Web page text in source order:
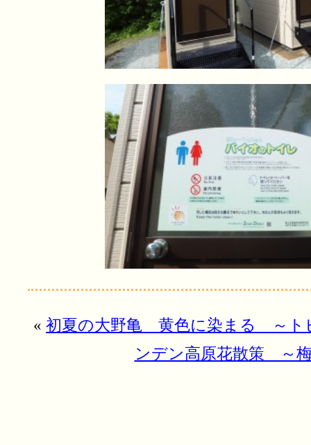
«初夏の大野亀 黄色に染まる ～ト
ンデン高原花散策 ～